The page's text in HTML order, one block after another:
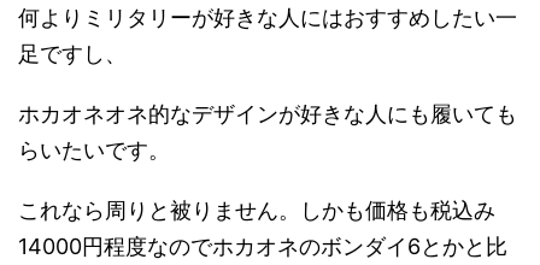
何よりミリタリーが好きな人にはおすすめしたい一
足ですし、
ホカオネオネ的なデザインが好きな人にも履いても
らいたいです。
これなら周りと被りません。しかも価格も税込み
14000円程度なのでホカオネのボンダイ6とかと比